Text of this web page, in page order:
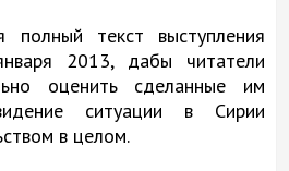
полный текст выступления
2013, дабы читатели
оценить сделанные им
ситуации в Сирии
в целом.